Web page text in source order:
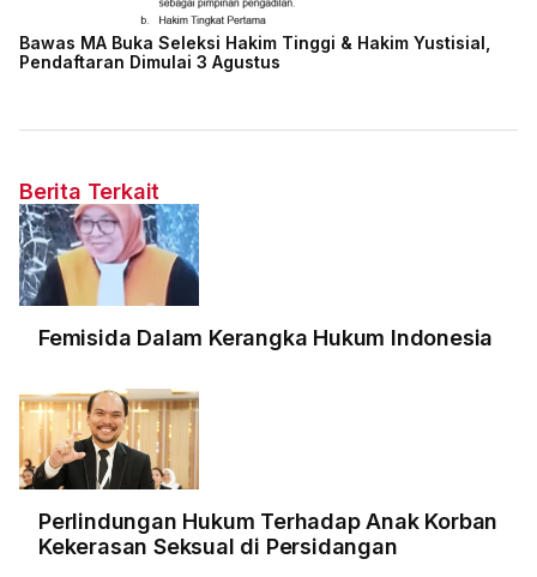
Bawas MA Buka Seleksi Hakim Tinggi & Hakim Yustisial,
Pendaftaran Dimulai 3 Agustus
Berita Terkait
Femisida Dalam Kerangka Hukum Indonesia
Perlindungan Hukum Terhadap Anak Korban
Kekerasan Seksual di Persidangan